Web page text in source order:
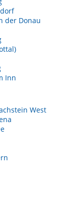
der Donau
Inn
West